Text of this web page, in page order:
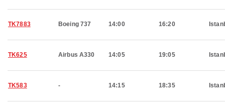
TK7883 Boeing 737 14:00 16:20
TK625 Airbus A330 14:05 19:05
TK583 - 14:15 18:35